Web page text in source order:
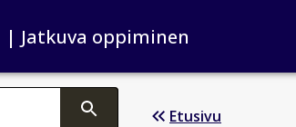
| Jatkuva oppiminen
Etusivu